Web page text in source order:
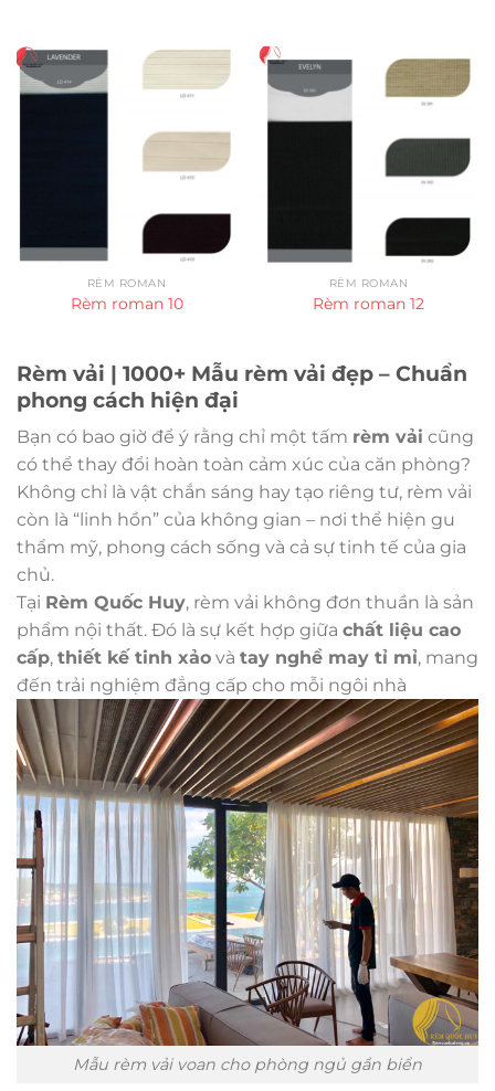
Rèm vải | 1000+ Mẫu rèm vải đẹp – Chuẩn
phong cách hiện đại
Bạn có bao giờ để ý rằng chỉ một tấm rèm vải cũng
có thể thay đổi hoàn toàn cảm xúc của căn phòng?
Không chỉ là vật chắn sáng hay tạo riêng tư, rèm vải
còn là “linh hồn” của không gian – nơi thể hiện gu
thẩm mỹ, phong cách sống và cả sự tinh tế của gia
chủ.
Tại Rèm Quốc Huy, rèm vải không đơn thuần là sản
phẩm nội thất. Đó là sự kết hợp giữa chất liệu cao
cấp, thiết kế tinh xảo và tay nghề may tỉ mỉ, mang
đến trải nghiệm đẳng cấp cho mỗi ngôi nhà
Mẫu rèm vải voan cho phòng ngủ gần biển
RÈM ROMAN
Rèm roman 10
RÈM ROMAN
Rèm roman 12